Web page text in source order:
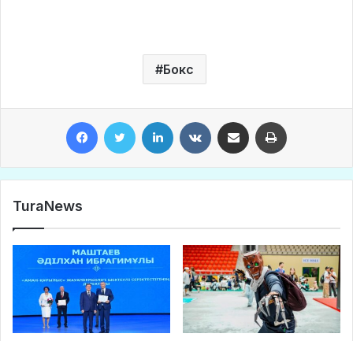
Бокс
TuraNews